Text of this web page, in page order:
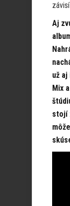
Aj
už
Mix
stojí